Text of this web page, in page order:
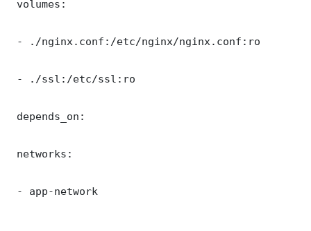
volumes:
- ./nginx.conf:/etc/nginx/nginx.conf:ro
- ./ssl:/etc/ssl:ro
depends_on:
networks:
- app-network